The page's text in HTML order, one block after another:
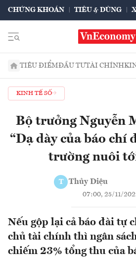
CHỨNG KHOÁN TIÊU & DÙNG
TIÊU ĐIỂMĐẦU TƯTÀI CHÍNH
KINH TẾ SỐ
Bộ trưởng Nguyễn
“Dạ dày của báo chí
trường nuôi
T Thủy Diệu
07:00, 25/11/
Nếu gộp lại cả báo đài tự
chủ tài chính thì ngân
chiếm 23% tổng thu của